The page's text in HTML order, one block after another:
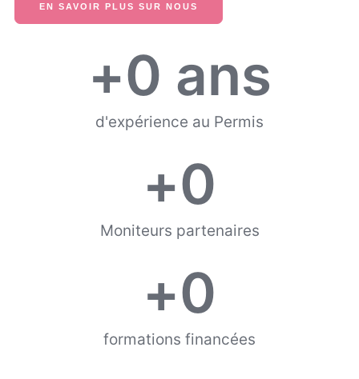
EN SAVOIR PLUS SUR NOUS
d'expérience au Permis
+0 ans
Moniteurs partenaires
+0
formations financées
+0